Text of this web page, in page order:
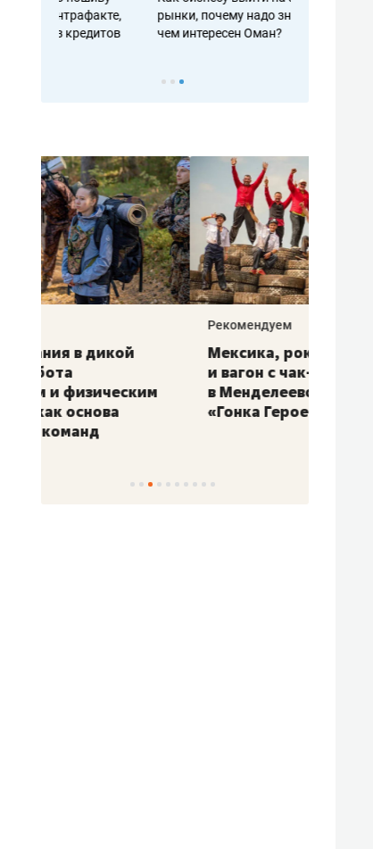
рынки, почему надо знать аксакалов и
чем интересен Оман?
Мексика, рок-концерт
и вагон с чак-чаком: как
в Менделеевске прошла
«Гонка Героев»